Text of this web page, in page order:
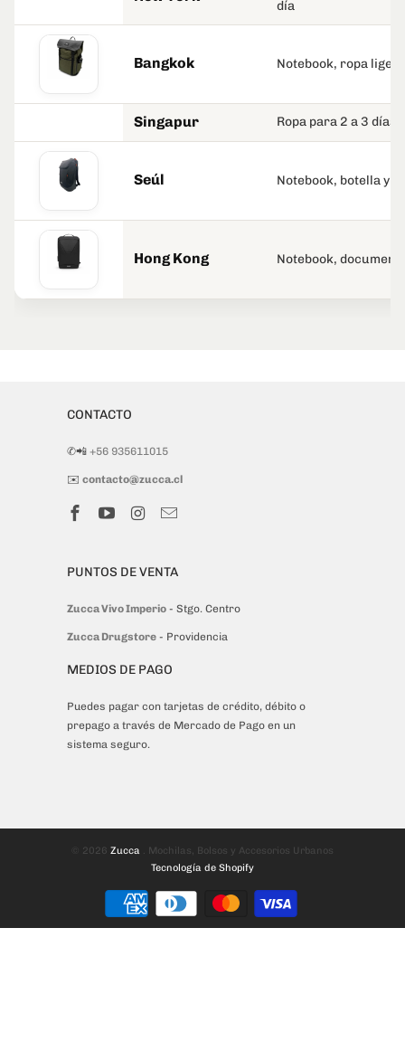
día
Bangkok Notebook, ropa
Singapur Ropa para 2 a 3
Seúl Notebook, botella y
Hong Kong Notebook,
CONTACTO
✆📲 +56 935611015
✉️ contacto@zucca.cl
PUNTOS DE VENTA
Zucca Vivo Imperio - Stgo. Centro
Zucca Drugstore - Providencia
MEDIOS DE PAGO
Puedes pagar con tarjetas de crédito, débito o
prepago a través de Mercado de Pago en un
sistema seguro.
© 2026 Zucca . Mochilas, Bolsos y Accesorios Urbanos
Tecnología de Shopify